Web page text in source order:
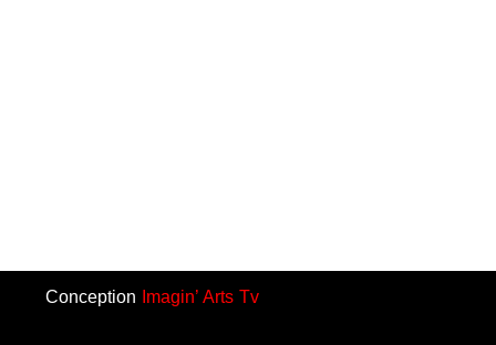
Conception Imagin’ Arts Tv